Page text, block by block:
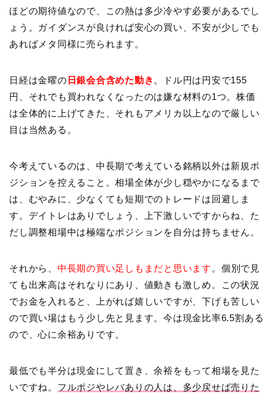
ほどの期待値なので、この熱は多少冷やす必要があるでし
ょう。ガイダンスが良ければ安心の買い、不安が少しでも
あればメタ同様に売られます。
日経は金曜の 日銀会合含めた動き 。ドル円は円安で155
円、それでも買われなくなったのは嫌な材料の1つ。株価
は全体的に上げてきた、それもアメリカ以上なので厳しい
目は当然ある。
今考えているのは、中長期で考えている銘柄以外は新規ポ
ジションを控えること。相場全体が少し穏やかになるまで
は、むやみに、少なくても短期でのトレードは回避しま
す。デイトレはありでしょう、上下激しいですからね、た
だし調整相場中は極端なポジションを自分は持ちません。
それから、 中長期の買い足しもまだと思います 。個別で見
ても出来高はそれなりにあり、値動きも激しめ。この状況
でお金を入れると、上がれば嬉しいですが、下げも苦しい
ので買い場はもう少し先と見ます。今は現金比率6.5割ある
ので、心に余裕ありです。
最低でも半分は現金にして置き、余裕をもって相場を見た
いですね。 フルポジやレバありの人は、多少戻せば売りた